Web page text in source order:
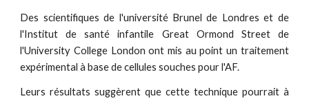
Des scientifiques de l'université Brunel de Londres et de
l'Institut de santé infantile Great Ormond Street de
l'University College London ont mis au point un traitement
expérimental à base de cellules souches pour l'AF.
Leurs résultats suggèrent que cette technique pourrait à